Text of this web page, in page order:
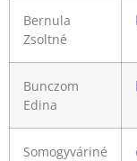
Bernula
Zsoltné
Bunczom
Edina
Somogyváriné